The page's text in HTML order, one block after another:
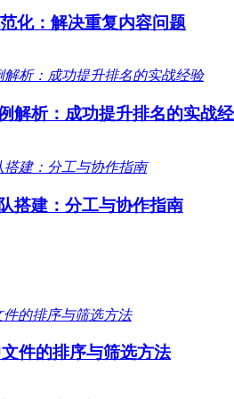
化：解决重复内容问题
解析：成功提升排名的实战
搭建：分工与协作指南
件的排序与筛选方法